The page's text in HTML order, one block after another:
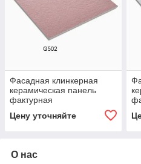
Фасадная клинкерная
керамическая панель
фактурная
Цену уточняйте
О нас